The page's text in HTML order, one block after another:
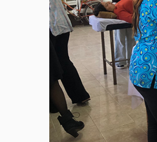
Previous